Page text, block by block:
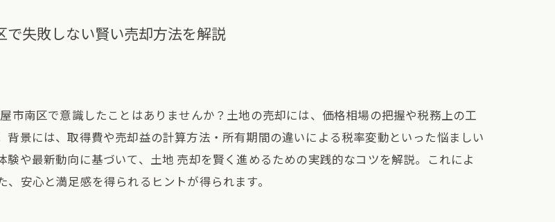
失敗しない賢い売却方法を解説
市南区で意識したことはありませんか？土地の売却には、価格相場の把握や税務上の工
景には、取得費や売却益の計算方法・所有期間の違いによる税率変動といった悩ましい
や最新動向に基づいて、土地 売却を賢く進めるための実践的なコツを解説。これによ
安心と満足感を得られるヒントが得られます。